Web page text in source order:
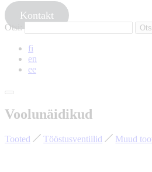
Kontakt
Otsi:
fi
en
ee
Voolunäidikud
Tooted Tööstusventiilid Muud